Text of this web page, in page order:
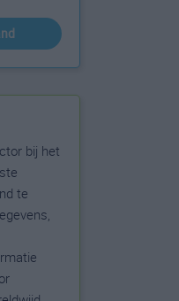
bij het
te